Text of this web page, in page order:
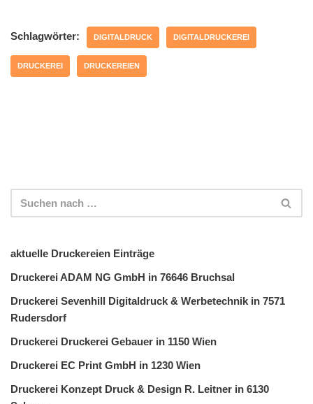
Schlagwörter: DIGITALDRUCK DIGITALDRUCKEREI
DRUCKEREI DRUCKEREIEN
aktuelle Druckereien Einträge
Druckerei ADAM NG GmbH in 76646 Bruchsal
Druckerei Sevenhill Digitaldruck & Werbetechnik in 7571
Rudersdorf
Druckerei Druckerei Gebauer in 1150 Wien
Druckerei EC Print GmbH in 1230 Wien
Druckerei Konzept Druck & Design R. Leitner in 6130